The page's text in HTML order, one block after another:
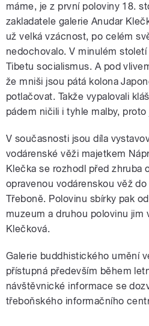
máme, je z první poloviny 18.
zakladatele galerie Anudar
už velká vzácnost, po celém
nedochovalo. V minulém
Tibetu socialismus. A pod
že mniši jsou pátá kolona
potlačovat. Takže vypalovali
pádem ničili i tyhle malby,
V současnosti jsou díla
vodárenské věži majetkem
Klečka se rozhodl před zhruba
opravenou vodárenskou věž
Třeboně. Polovinu sbírky pak
muzeum a druhou polovinu jim
Klečková.
Galerie buddhistického umění
přístupná především během
návštěvnické informace se
třeboňského informačního